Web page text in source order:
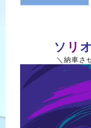
ソ リ
＼納車さ